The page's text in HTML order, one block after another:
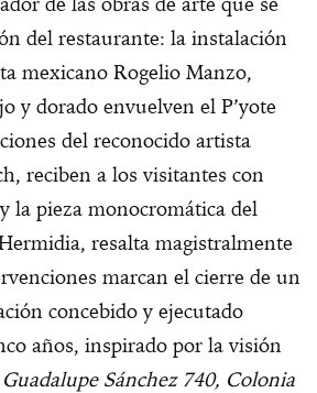
del restaurante: la instalación
mexicano Rogelio Manzo,
y dorado envuelven el P’yote
del reconocido artista
reciben a los visitantes con
la pieza monocromática del
resalta magistralmente
marcan el cierre de un
concebido y ejecutado
años, inspirado por la visión
Guadalupe Sánchez 740, Colonia